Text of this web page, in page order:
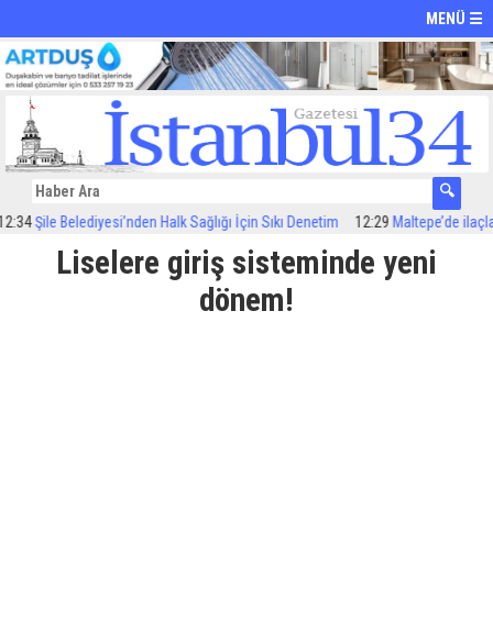
MENÜ ☰
Belediyesi’nden Halk Sağlığı İçin Sıkı Denetim 12:29 Maltepe’de ilaçlama
Liselere giriş sisteminde yeni
dönem!